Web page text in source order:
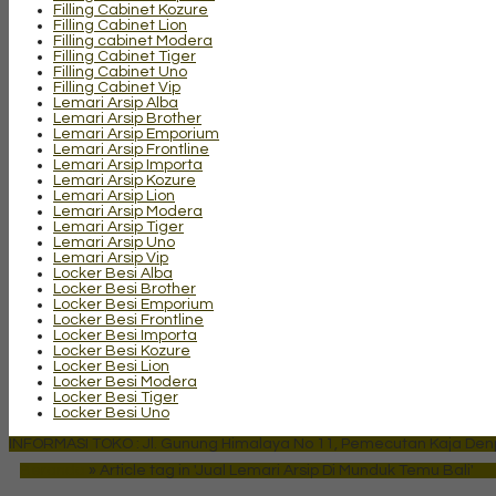
Filling Cabinet Kozure
Filling Cabinet Lion
Filling cabinet Modera
Filling Cabinet Tiger
Filling Cabinet Uno
Filling Cabinet Vip
Lemari Arsip Alba
Lemari Arsip Brother
Lemari Arsip Emporium
Lemari Arsip Frontline
Lemari Arsip Importa
Lemari Arsip Kozure
Lemari Arsip Lion
Lemari Arsip Modera
Lemari Arsip Tiger
Lemari Arsip Uno
Lemari Arsip Vip
Locker Besi Alba
Locker Besi Brother
Locker Besi Emporium
Locker Besi Frontline
Locker Besi Importa
Locker Besi Kozure
Locker Besi Lion
Locker Besi Modera
Locker Besi Tiger
Locker Besi Uno
INFORMASI TOKO : Jl. Gunung Himalaya No 11, Pemecutan Kaja
» Article tag in 'Jual Lemari Arsip Di Munduk Temu Bali'